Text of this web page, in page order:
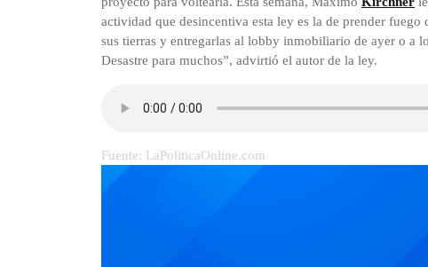
actividad que desincentiva esta ley es la de prender
sus tierras y entregarlas al lobby inmobiliario de ayer o a
Desastre para muchos”, advirtió el autor de la ley.
Fuente: LaPoliticaOnline.com